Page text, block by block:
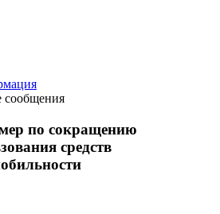
по сокращению
средств